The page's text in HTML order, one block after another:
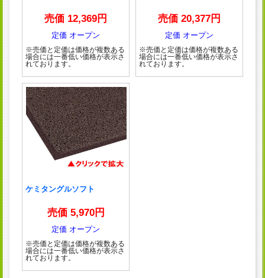
売価 12,369円
定価 オープン
※売価と定価は価格が複数ある
場合には一番低い価格が表示さ
れております。
売価 20,377円
定価 オープン
※売価と定価は価格が複数ある
場合には一番低い価格が表示さ
れております。
ケミタングルソフト
売価 5,970円
定価 オープン
※売価と定価は価格が複数ある
場合には一番低い価格が表示さ
れております。